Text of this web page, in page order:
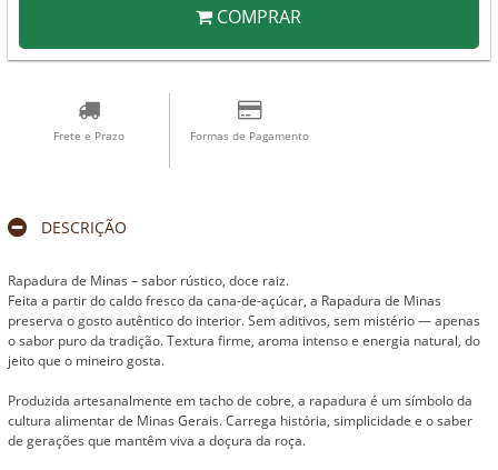
COMPRAR
Frete e Prazo Formas de Pagamento
DESCRIÇÃO
Rapadura de Minas – sabor rústico, doce raiz.
Feita a partir do caldo fresco da cana-de-açúcar, a Rapadura de Minas
preserva o gosto autêntico do interior. Sem aditivos, sem mistério — apenas
o sabor puro da tradição. Textura firme, aroma intenso e energia natural, do
jeito que o mineiro gosta.
Produzida artesanalmente em tacho de cobre, a rapadura é um símbolo da
cultura alimentar de Minas Gerais. Carrega história, simplicidade e o saber
de gerações que mantêm viva a doçura da roça.